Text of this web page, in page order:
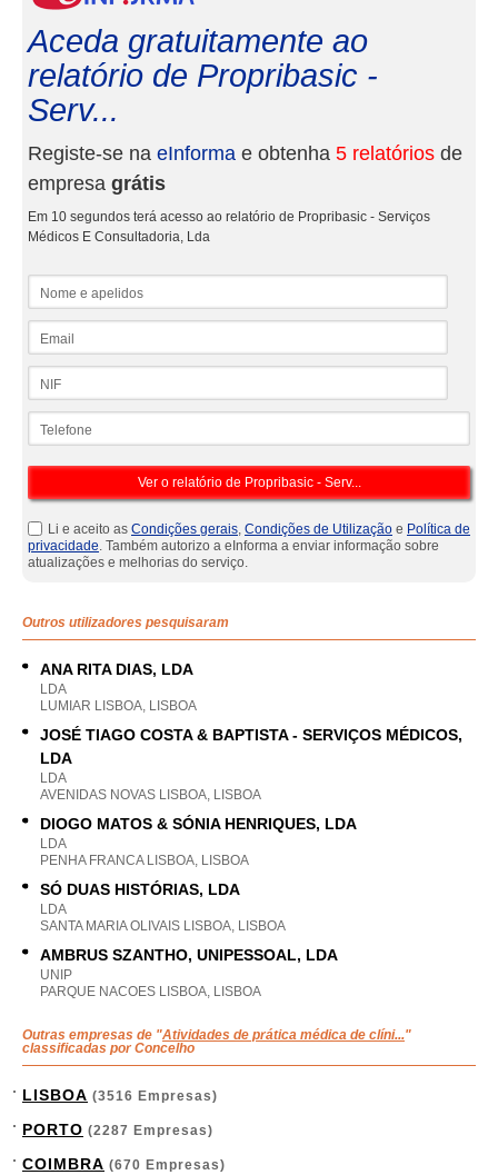
Aceda gratuitamente ao
relatório de Propribasic -
Serv...
Registe-se na eInforma e obtenha 5 relatórios de
empresa grátis
Em 10 segundos terá acesso ao relatório de Propribasic - Serviços
Médicos E Consultadoria, Lda
Li e aceito as Condições gerais, Condições de Utilização e Política de
privacidade. Também autorizo a eInforma a enviar informação sobre
atualizações e melhorias do serviço.
Outros utilizadores pesquisaram
ANA RITA DIAS, LDA
LDA
LUMIAR LISBOA, LISBOA
JOSÉ TIAGO COSTA & BAPTISTA - SERVIÇOS MÉDICOS,
LDA
LDA
AVENIDAS NOVAS LISBOA, LISBOA
DIOGO MATOS & SÓNIA HENRIQUES, LDA
LDA
PENHA FRANCA LISBOA, LISBOA
SÓ DUAS HISTÓRIAS, LDA
LDA
SANTA MARIA OLIVAIS LISBOA, LISBOA
AMBRUS SZANTHO, UNIPESSOAL, LDA
UNIP
PARQUE NACOES LISBOA, LISBOA
Outras empresas de "Atividades de prática médica de clíni..."
classificadas por Concelho
LISBOA (3516 Empresas)
PORTO (2287 Empresas)
COIMBRA (670 Empresas)